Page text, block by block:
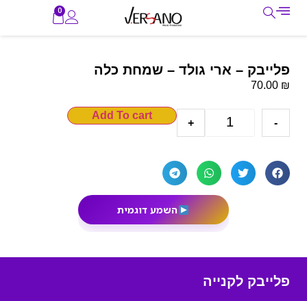
0
פלייבק – ארי גולד – שמחת כלה
70.00 ₪
-
+
Add To cart
השמע דוגמית
פלייבק לקנייה